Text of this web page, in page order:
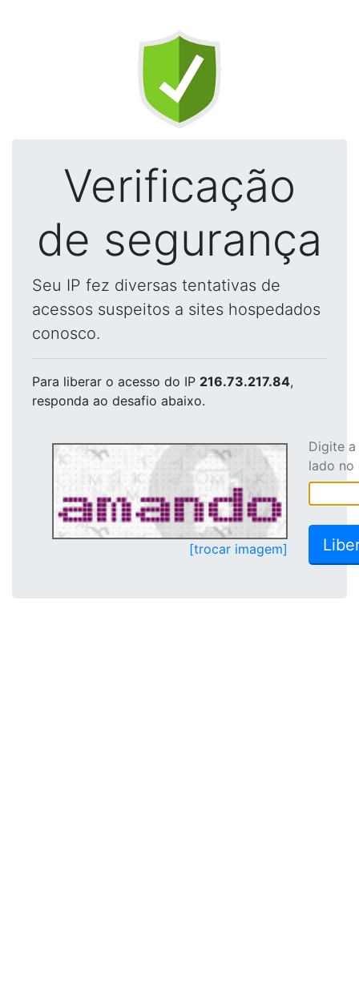
Verificação
de segurança
Seu IP fez diversas tentativas de
acessos suspeitos a sites hospedados
conosco.
Para liberar o acesso do IP 216.73.217.84,
responda ao desafio abaixo.
[trocar imagem]
Digite
lado no